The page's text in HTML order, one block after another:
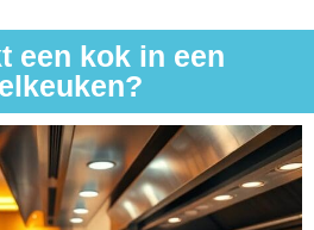
een kok in een